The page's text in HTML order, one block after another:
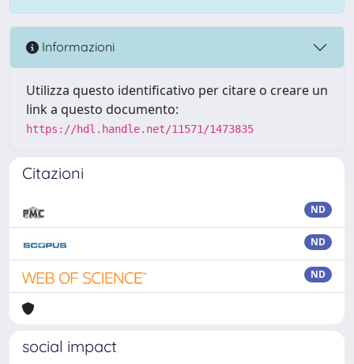
Informazioni
Utilizza questo identificativo per citare o creare un
link a questo documento:
https://hdl.handle.net/11571/1473835
Citazioni
ND
ND
ND
social impact